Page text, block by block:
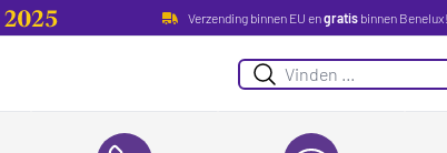
Verzending binnen EU engratisbinnen Benelux!
Suchen